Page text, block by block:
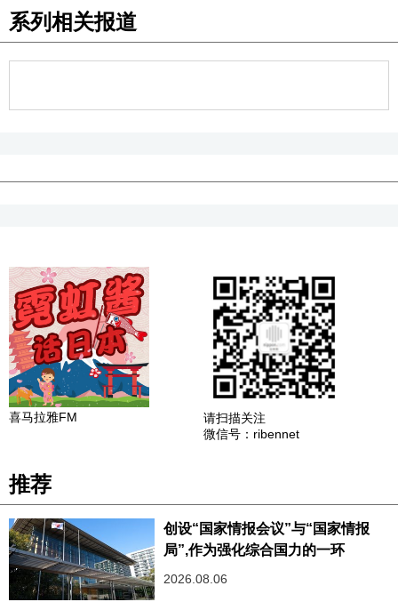
系列相关报道
喜马拉雅FM
请扫描关注
微信号：ribennet
推荐
创设“国家情报会议”与“国家情报
局”,作为强化综合国力的一环
2026.08.06